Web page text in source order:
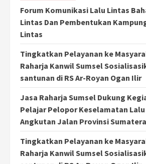
Forum Komunikasi Lalu Lintas
Lintas Dan Pembentukan
Lintas
Tingkatkan Pelayanan ke
Raharja Kanwil Sumsel
santunan di RS Ar-Royan Ogan Ilir
Jasa Raharja Sumsel Dukung
Pelajar Pelopor Keselamatan
Angkutan Jalan Provinsi
Tingkatkan Pelayanan ke
Raharja Kanwil Sumsel